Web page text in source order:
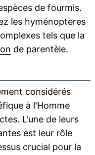
de fourmis.
les hyménoptères
tels que la
de parentèle.
considérés
à l'Homme
L'une de leurs
est leur rôle
crucial pour la